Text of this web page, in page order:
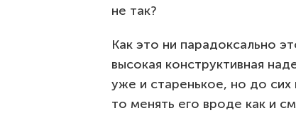
не так?
Как это ни парадоксально
высокая конструктивная
уже и старенькое, но до
то менять его вроде как и